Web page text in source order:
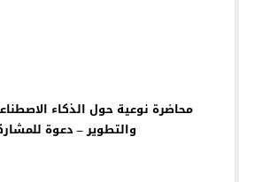
محاضرة نوعية حول الذكاء
والتطوير – دعوة